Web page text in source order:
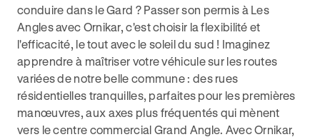
conduire dans le Gard ? Passer son permis à Les
Angles avec Ornikar, c'est choisir la flexibilité et
l'efficacité, le tout avec le soleil du sud ! Imaginez
apprendre à maîtriser votre véhicule sur les routes
variées de notre belle commune : des rues
résidentielles tranquilles, parfaites pour les premières
manœuvres, aux axes plus fréquentés qui mènent
vers le centre commercial Grand Angle. Avec Ornikar,